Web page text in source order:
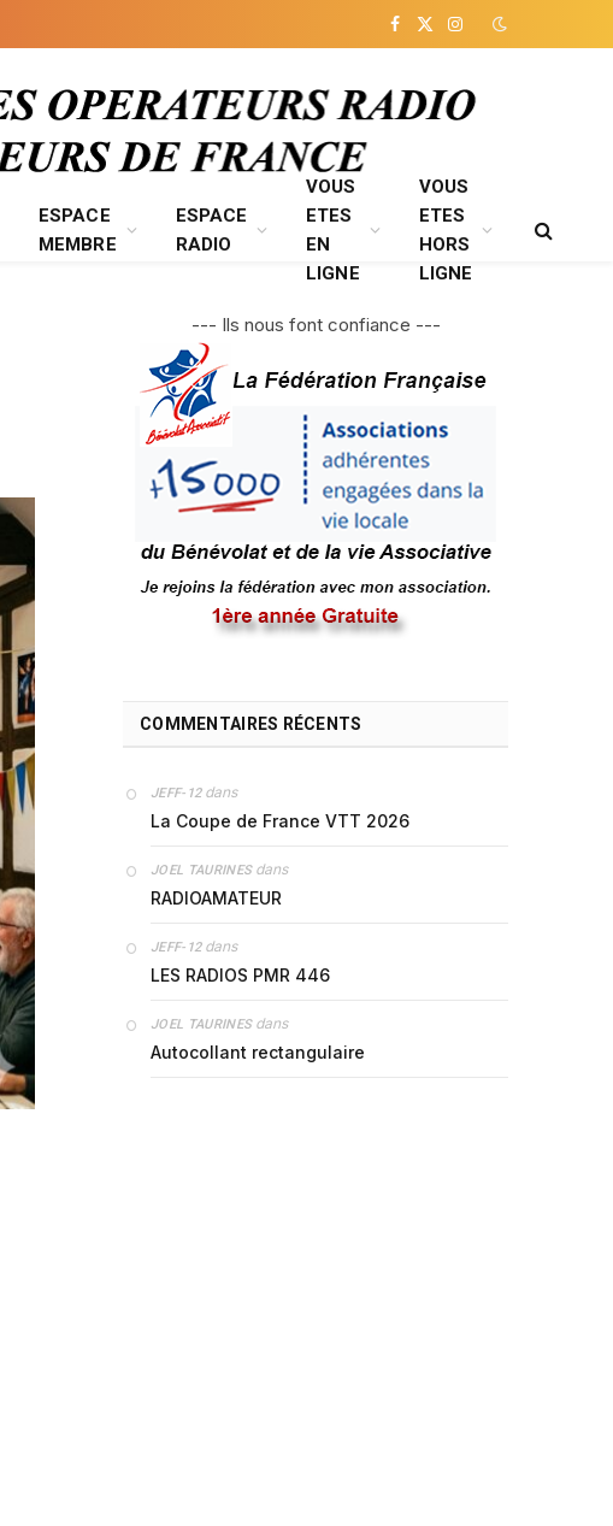
Facebook
X
Instagram
ESPACE
MEMBRE
ESPACE
RADIO
VOUS
ETES
EN
LIGNE
VOUS
ETES
HORS
LIGNE
--- Ils nous font confiance ---
COMMENTAIRES RÉCENTS
JEFF-12dans
La Coupe de France VTT 2026
JOEL TAURINESdans
RADIOAMATEUR
JEFF-12dans
LES RADIOS PMR 446
JOEL TAURINESdans
Autocollant rectangulaire